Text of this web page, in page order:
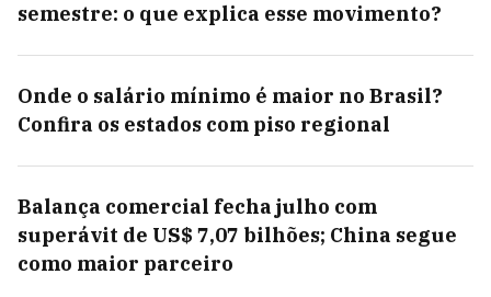
semestre: o que explica esse movimento?
Onde o salário mínimo é maior no Brasil?
Confira os estados com piso regional
Balança comercial fecha julho com
superávit de US$ 7,07 bilhões; China segue
como maior parceiro